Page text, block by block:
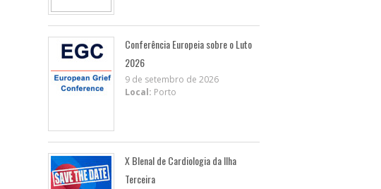
Conferência Europeia sobre o Luto
2026
9 de setembro de 2026
Local: Porto
X BIenal de Cardiologia da Ilha
Terceira